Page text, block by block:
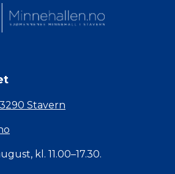
Stavern
kl. 11.00–17.30.